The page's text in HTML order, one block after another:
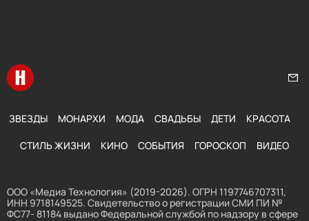
Перейти на главную
ЗВЕЗДЫ МОНАРХИ МОДА СВАДЬБЫ ДЕТИ КРАСОТА
СТИЛЬ ЖИЗНИ КИНО СОБЫТИЯ ГОРОСКОП ВИДЕО
ООО «Медиа Технология» (2019-2026). ОГРН 1197746707311,
ИНН 9718149525. Свидетельство о регистрации СМИ ПИ №
ФС77- 81184 выдано Федеральной службой по надзору в сфере